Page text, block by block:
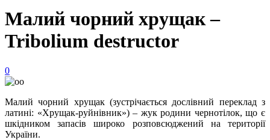
Малий чорний хрущак –
Tribolium destructor
0
Малий чорний хрущак (зустрічається дослівний переклад з
латині: «Хрущак-руйнівник») – жук родини чернотілок, що є
шкідником запасів широко розповсюджений на території
України.